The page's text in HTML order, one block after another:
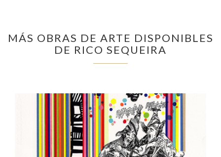
MÁS OBRAS DE ARTE DISPONIBLES
DE RICO SEQUEIRA